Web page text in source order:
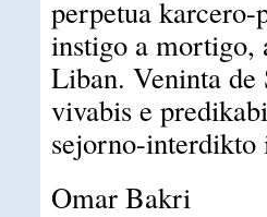
perpetua
instigo a mortigo,
Liban. Veninta
vivabis e
sejorno-interdikto
Omar Bakri